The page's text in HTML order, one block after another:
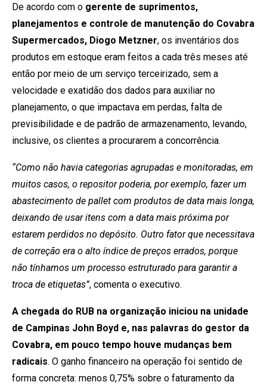
De acordo com o gerente de suprimentos,
planejamentos e controle de manutenção do Covabra
Supermercados, Diogo Metzner, os inventários dos
produtos em estoque eram feitos a cada três meses até
então por meio de um serviço terceirizado, sem a
velocidade e exatidão dos dados para auxiliar no
planejamento, o que impactava em perdas, falta de
previsibilidade e de padrão de armazenamento, levando,
inclusive, os clientes a procurarem a concorrência.
“Como não havia categorias agrupadas e monitoradas, em
muitos casos, o repositor poderia, por exemplo, fazer um
abastecimento de pallet com produtos de data mais longa,
deixando de usar itens com a data mais próxima por
estarem perdidos no depósito. Outro fator que necessitava
de correção era o alto índice de preços errados, porque
não tínhamos um processo estruturado para garantir a
troca de etiquetas”, comenta o executivo.
A chegada do RUB na organização iniciou na unidade
de Campinas John Boyd e, nas palavras do gestor da
Covabra, em pouco tempo houve mudanças bem
radicais. O ganho financeiro na operação foi sentido de
forma concreta: menos 0,75% sobre o faturamento da